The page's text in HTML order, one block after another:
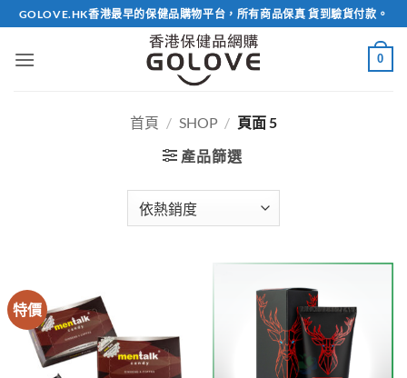
Skip
to
content
GOLOVE.HK香港最早的保健品購物平台，所有商品保真 貨到驗貨付款。
0
首頁 / SHOP / 頁面 5
產品篩選
特價